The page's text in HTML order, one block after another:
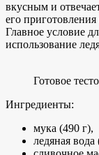
вкусным и
его
Главное условие
использование
Готовое тесто
Ингредиенты:
мука (490 г),
ледяная вода